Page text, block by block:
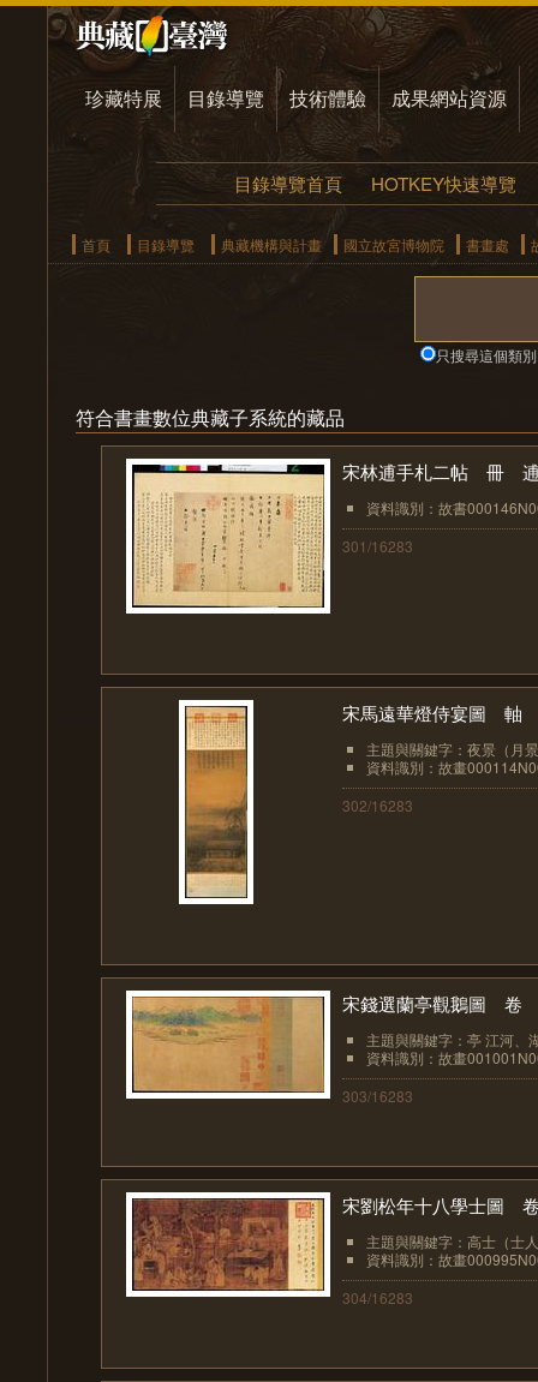
珍藏特展 目錄導覽 技術體驗 成果網站資源
目錄導覽首頁 HOTKEY快速導覽
首頁 目錄導覽 典藏機構與計畫 國立故宮博物院 書畫處
只搜尋這個類別
符合書畫數位典藏子系統的藏品
宋林逋手札二帖 冊
資料識別：故書
301/16283
宋馬遠華燈侍宴圖 軸
主題與關鍵字：夜景（月
資料識別：故畫
302/16283
宋錢選蘭亭觀鵝圖 卷
主題與關鍵字：亭 江河、
資料識別：故畫
303/16283
宋劉松年十八學士圖
主題與關鍵字：高士（士
資料識別：故畫
304/16283